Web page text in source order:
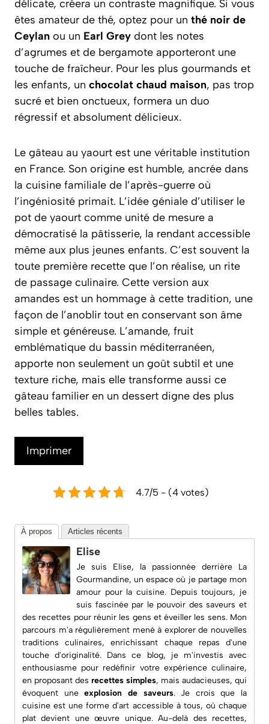
délicate, créera un contraste magnifique. Si vous
êtes amateur de thé, optez pour un thé noir de
Ceylan ou un Earl Grey dont les notes
d’agrumes et de bergamote apporteront une
touche de fraîcheur. Pour les plus gourmands et
les enfants, un chocolat chaud maison, pas trop
sucré et bien onctueux, formera un duo
régressif et absolument délicieux.
Le gâteau au yaourt est une véritable institution
en France. Son origine est humble, ancrée dans
la cuisine familiale de l’après-guerre où
l’ingéniosité primait. L’idée géniale d’utiliser le
pot de yaourt comme unité de mesure a
démocratisé la pâtisserie, la rendant accessible
même aux plus jeunes enfants. C’est souvent la
toute première recette que l’on réalise, un rite
de passage culinaire. Cette version aux
amandes est un hommage à cette tradition, une
façon de l’anoblir tout en conservant son âme
simple et généreuse. L’amande, fruit
emblématique du bassin méditerranéen,
apporte non seulement un goût subtil et une
texture riche, mais elle transforme aussi ce
gâteau familier en un dessert digne des plus
belles tables.
Imprimer
4.7/5 - (4 votes)
À propos Articles récents
Elise
Je suis Elise, la passionnée derrière La
Gourmandine, un espace où je partage mon
amour pour la cuisine. Depuis toujours, je
suis fascinée par le pouvoir des saveurs et
des recettes pour réunir les gens et éveiller les sens. Mon
parcours m'a régulièrement mené à explorer de nouvelles
traditions culinaires, enrichissant chaque repas d'une
touche d'originalité. Dans ce blog, je m'investis avec
enthousiasme pour redéfinir votre expérience culinaire,
en proposant des recettes simples, mais audacieuses, qui
évoquent uneexplosion de saveurs. Je crois que la
cuisine est une forme d'art accessible à tous, où chaque
plat devient une œuvre unique. Au-delà des recettes,